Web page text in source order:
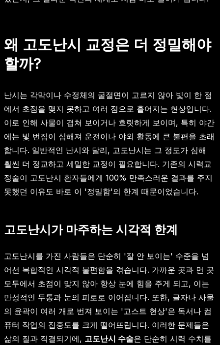
왜 고도난시 교정은 더 정밀해야
할까?
난시는 각막이나 수정체의 굴절면이 고르지 않아 빛이 한 점
에서 초점을 맺지 못하고 여러 점으로 흩어지는 현상입니다.
이로 인해 사물이 겹쳐 보이거나 흐릿하게 보이며, 특히 야간
에는 빛 번짐이 심해져 운전이나 야외 활동에 큰 불편을 초래
합니다. 일반적인 난시와 달리, 고도난시는 그 정도가 심해
훨씬 더 정교하고 세밀한 교정이 필요합니다. 기존의 시력교
정술이 고도난시 환자들에게 100% 만족스러운 결과를 주지
못했던 이유도 바로 이 '정밀함'의 한계 때문이었습니다.
고도난시가 마주하는 시각적 한계
고도난시를 가진 사람들은 단순히 '잘 안 보이는' 수준을 넘
어선 복합적인 시각적 불편함을 겪습니다. 가까운 곳과 먼 곳
모두에서 초점이 맞지 않아 항상 눈에 힘을 주게 되고, 이는
만성적인 두통과 눈의 피로로 이어집니다. 또한, 글자나 사물
의 윤곽이 여러 개로 번져 보이는 '고스트 현상'은 독서나 컴
퓨터 작업의 집중도를 크게 떨어뜨립니다. 이러한 문제들은
삶의 질과 직결되기에, 고도난시 수술은 단순히 시력 수치를